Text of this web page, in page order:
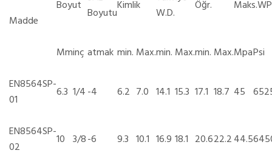
Madde
Boyut BoyutuKimlik
W.D.
Öğr. Maks.WP
Mminç atmak min. Max.min. Max.min. Max.MpaPsi
EN8564SP-
01
6.3 1/4-4 6.2 7.0 14.1 15.3 17.1 18.7 45
EN8564SP-
02
10 3/8-6 9.3 10.1 16.9 18.1 20.622.244.5